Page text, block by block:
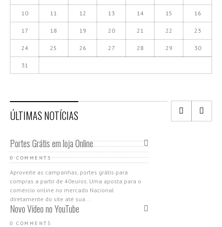
10 11 12 13 14 15 16
17 18 19 20 21 22 23
24 25 26 27 28 29 30
31
ÚLTIMAS NOTÍCIAS
Portes Grátis em loja Online
0 COMMENTS
Aproveite as campanhas, portes grátis para
compras a partir de 40euros. Uma aposta para o
comércio online no mercado Nacional
diretamente do site até sua...
Novo Vídeo no YouTube
0 COMMENTS